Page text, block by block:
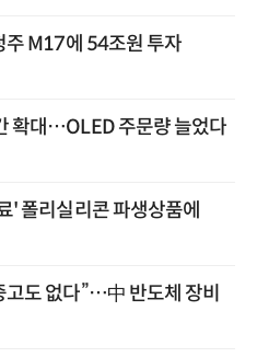
주 M17에 54조원 투자
확대…OLED 주문량 늘었다
' 폴리실리콘 파생상품에
고도 없다”…中 반도체 장비